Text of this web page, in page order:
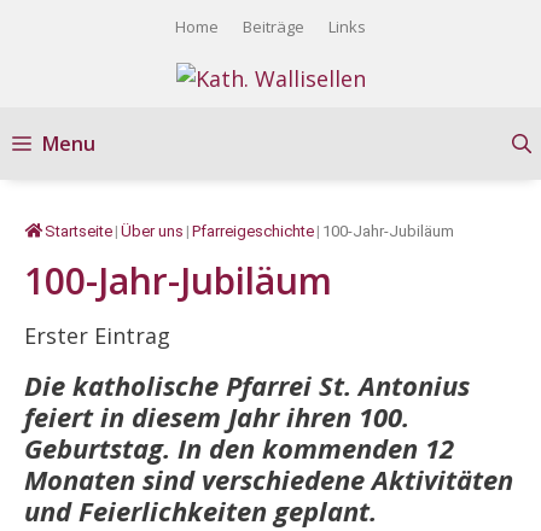
Home Beiträge Links
Menu
Startseite | Über uns | Pfarreigeschichte | 100-Jahr-Jubiläum
100-Jahr-Jubiläum
Erster Eintrag
Die katholische Pfarrei St. Antonius
feiert in diesem Jahr ihren 100.
Geburtstag. In den kommenden 12
Monaten sind verschiedene Aktivitäten
und Feierlichkeiten geplant.